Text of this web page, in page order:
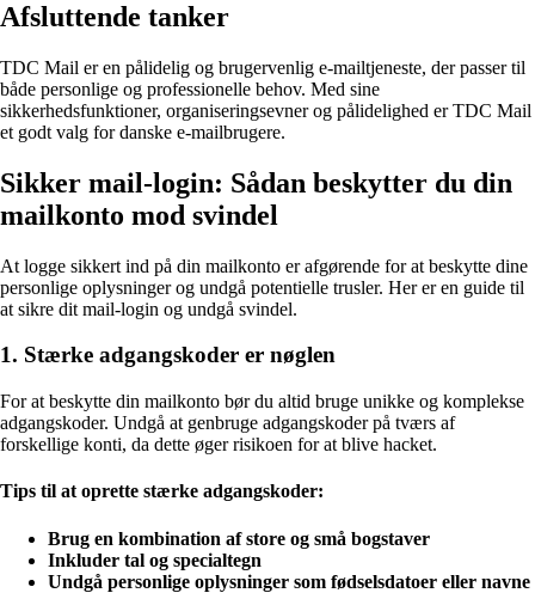
Afsluttende tanker
TDC Mail er en pålidelig og brugervenlig e-mailtjeneste, der passer til
både personlige og professionelle behov. Med sine
sikkerhedsfunktioner, organiseringsevner og pålidelighed er TDC Mail
et godt valg for danske e-mailbrugere.
Sikker mail-login: Sådan beskytter du din
mailkonto mod svindel
At logge sikkert ind på din mailkonto er afgørende for at beskytte dine
personlige oplysninger og undgå potentielle trusler. Her er en guide til
at sikre dit mail-login og undgå svindel.
1. Stærke adgangskoder er nøglen
For at beskytte din mailkonto bør du altid bruge unikke og komplekse
adgangskoder. Undgå at genbruge adgangskoder på tværs af
forskellige konti, da dette øger risikoen for at blive hacket.
Tips til at oprette stærke adgangskoder:
Brug en kombination af store og små bogstaver
Inkluder tal og specialtegn
Undgå personlige oplysninger som fødselsdatoer eller navne